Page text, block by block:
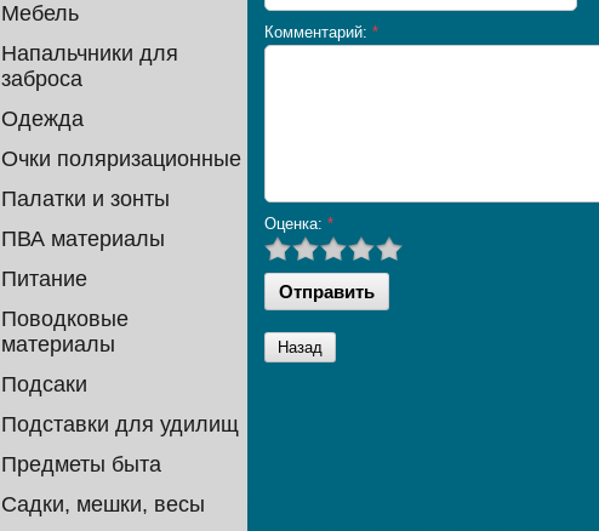
Мебель
Напальчники для
заброса
Одежда
Очки поляризационные
Палатки и зонты
ПВА материалы
Питание
Поводковые
материалы
Подсаки
Подставки для удилищ
Предметы быта
Садки, мешки, весы
Комментарий: *
Оценка: *
Назад